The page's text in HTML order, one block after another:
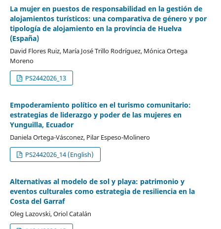
La mujer en puestos de responsabilidad en la gestión de
alojamientos turísticos: una comparativa de género y por
tipología de alojamiento en la provincia de Huelva
(España)
David Flores Ruiz, María José Trillo Rodríguez, Mónica Ortega
Moreno
PS2442026_13
Empoderamiento político en el turismo comunitario:
estrategias de liderazgo y poder de las mujeres en
Yunguilla, Ecuador
Daniela Ortega-Vásconez, Pilar Espeso-Molinero
PS2442026_14 (English)
Alternativas al modelo de sol y playa: patrimonio y
eventos culturales como estrategia de resiliencia en la
Costa del Garraf
Oleg Lazovski, Oriol Catalán